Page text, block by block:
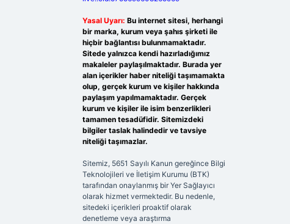
Yasal Uyarı: Bu internet sitesi, herhangi
bir marka, kurum veya şahıs şirketi ile
hiçbir bağlantısı bulunmamaktadır.
Sitede yalnızca kendi hazırladığımız
makaleler paylaşılmaktadır. Burada yer
alan içerikler haber niteliği taşımamakta
olup, gerçek kurum ve kişiler hakkında
paylaşım yapılmamaktadır. Gerçek
kurum ve kişiler ile isim benzerlikleri
tamamen tesadüfidir. Sitemizdeki
bilgiler taslak halindedir ve tavsiye
niteliği taşımazlar.
Sitemiz, 5651 Sayılı Kanun gereğince Bilgi
Teknolojileri ve İletişim Kurumu (BTK)
tarafından onaylanmış bir Yer Sağlayıcı
olarak hizmet vermektedir. Bu nedenle,
sitedeki içerikleri proaktif olarak
denetleme veya araştırma